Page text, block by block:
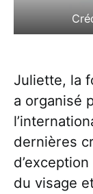
Juliette, la
a organisé
dernières
du visage